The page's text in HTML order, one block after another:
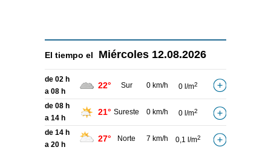
El tiempo el Miércoles 12.08.2026
de 02 h
a 08 h
22° Sur 0 km/h 0 l/m2
de 08 h
a 14 h
21° Sureste 0 km/h 0 l/m2
de 14 h
a 20 h
27° Norte 7 km/h 0,1 l/m2